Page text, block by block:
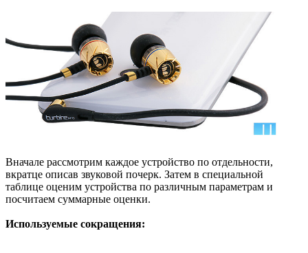
Вначале рассмотрим каждое устройство по отдельности,
вкратце описав звуковой почерк. Затем в специальной
таблице оценим устройства по различным параметрам и
посчитаем суммарные оценки.
Используемые сокращения: